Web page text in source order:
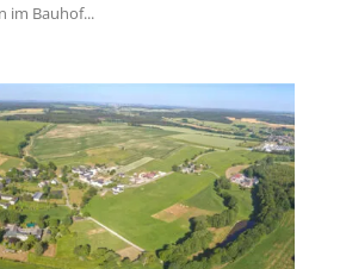
im Bauhof...